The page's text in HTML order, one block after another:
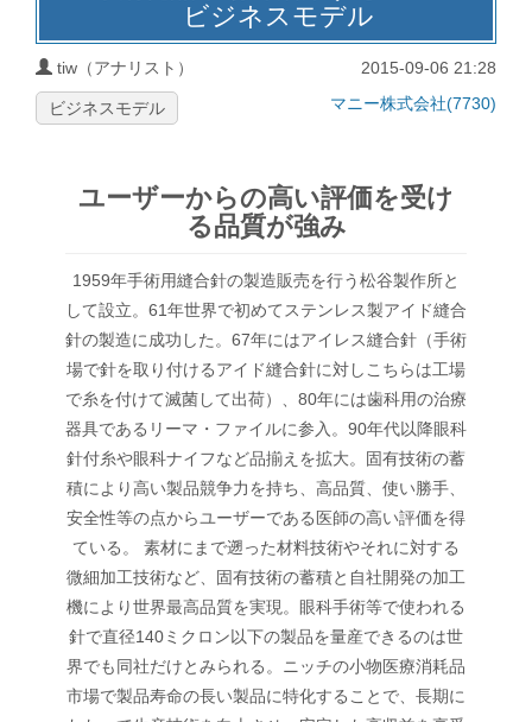
ビジネスモデル
tiw（アナリスト） 2015-09-06 21:28
ビジネスモデル マニー株式会社(7730)
ユーザーからの高い評価を受け
る品質が強み
1959年手術用縫合針の製造販売を行う松谷製作所と
して設立。61年世界で初めてステンレス製アイド縫合
針の製造に成功した。67年にはアイレス縫合針（手術
場で針を取り付けるアイド縫合針に対しこちらは工場
で糸を付けて滅菌して出荷）、80年には歯科用の治療
器具であるリーマ・ファイルに参入。90年代以降眼科
針付糸や眼科ナイフなど品揃えを拡大。固有技術の蓄
積により高い製品競争力を持ち、高品質、使い勝手、
安全性等の点からユーザーである医師の高い評価を得
ている。 素材にまで遡った材料技術やそれに対する
微細加工技術など、固有技術の蓄積と自社開発の加工
機により世界最高品質を実現。眼科手術等で使われる
針で直径140ミクロン以下の製品を量産できるのは世
界でも同社だけとみられる。ニッチの小物医療消耗品
市場で製品寿命の長い製品に特化することで、長期に